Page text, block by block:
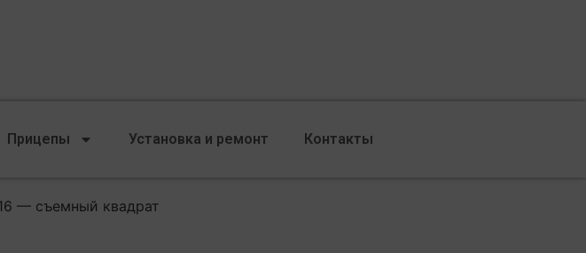
Прицепы Установка и ремонт Контакты
— съемный квадрат